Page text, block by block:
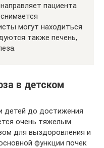
пациента
могут находиться
также печень,
в детском
детей до достижения
очень тяжелым
для выздоровления и
функции почек